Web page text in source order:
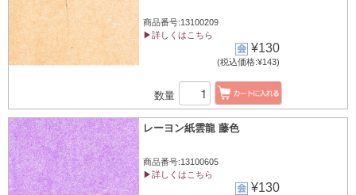
商品番号:13100209
▶詳しくはこちら
¥130
(税込価格:¥143)
数量
レーヨン紙雲龍 藤色
商品番号:13100605
▶詳しくはこちら
¥130